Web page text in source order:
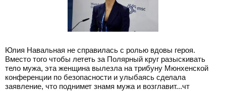
Юлия Навальная не справилась с ролью вдовы героя.
Вместо того чтобы лететь за Полярный круг разыскивать
тело мужа, эта женщина вылезла на трибуну Мюнхенской
конференции по безопасности и улыбаясь сделала
заявление, что поднимет знамя мужа и возглавит...чт